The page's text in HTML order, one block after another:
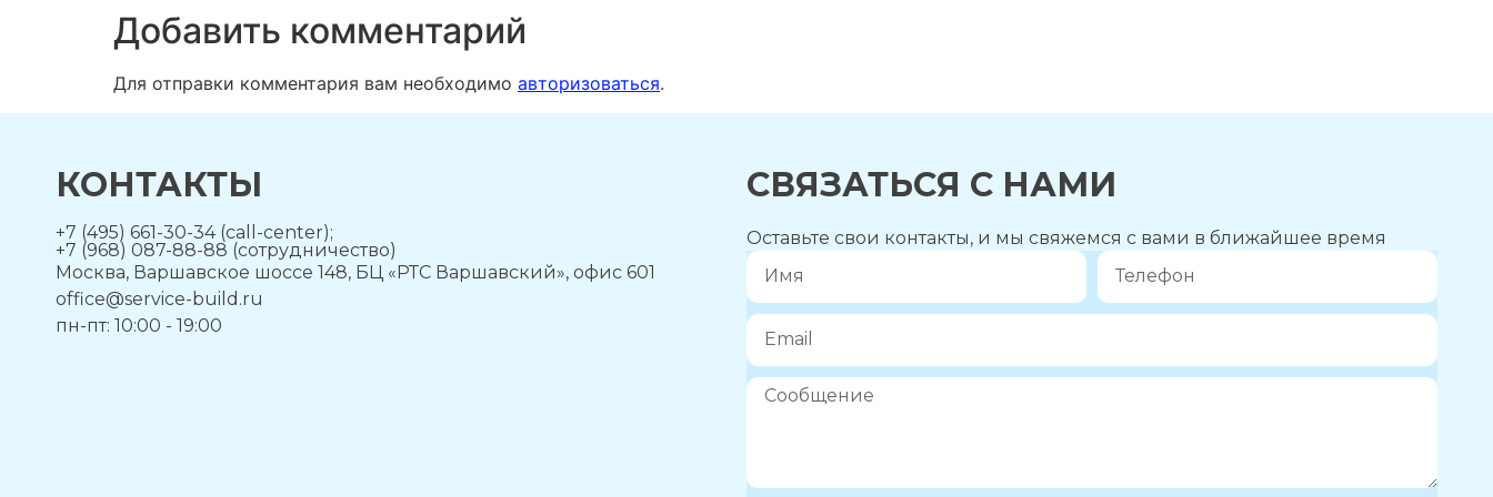
Добавить комментарий
Для отправки комментария вам необходимо авторизоваться.
КОНТАКТЫ
+7 (495) 661-30-34 (call-center);
+7 (968) 087-88-88 (сотрудничество)
Москва, Варшавское шоссе 148, БЦ «РТС Варшавский», офис 601
office@service-build.ru
пн-пт: 10:00 - 19:00
СВЯЗАТЬСЯ С НАМИ
Оставьте свои контакты, и мы свяжемся с вами в ближайшее время